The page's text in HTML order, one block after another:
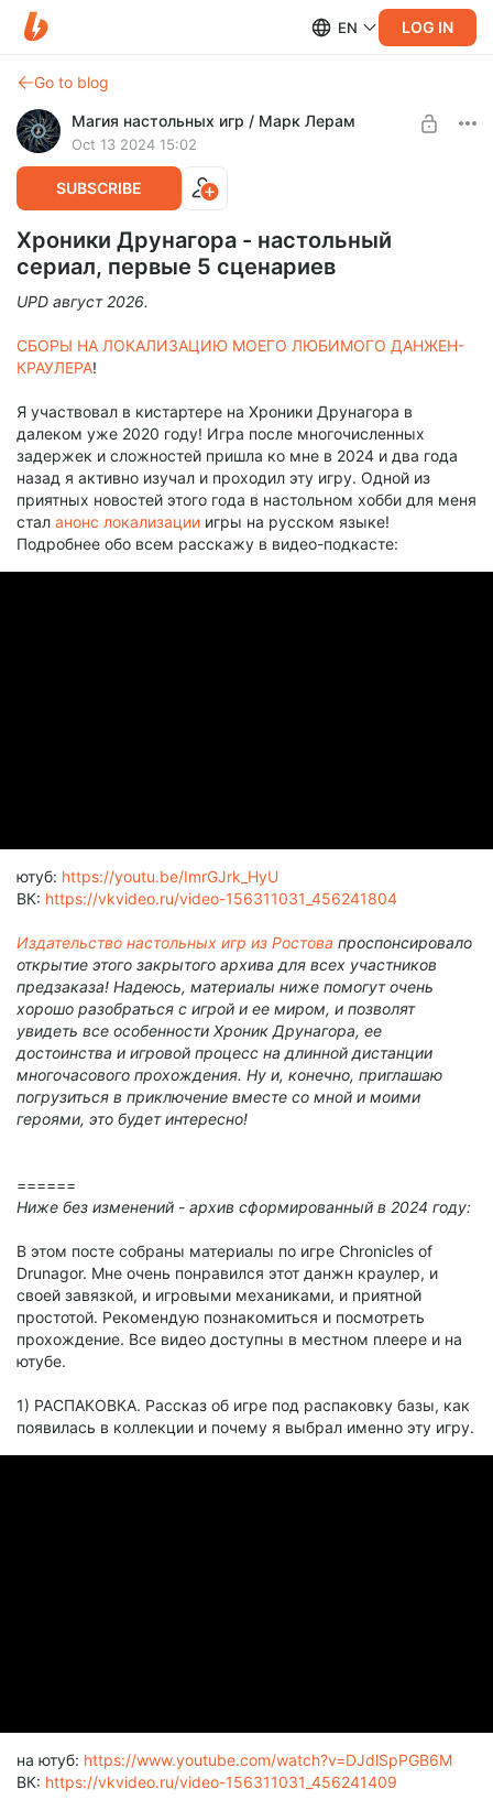
EN LOG IN
Go to blog
Магия настольных игр / Марк Лерам
Oct 13 2024 15:02
SUBSCRIBE
Хроники Друнагора - настольный
сериал, первые 5 сценариев
UPD август 2026.
СБОРЫ НА ЛОКАЛИЗАЦИЮ МОЕГО ЛЮБИМОГО ДАНЖЕН-
КРАУЛЕРА!
Я участвовал в кистартере на Хроники Друнагора в
далеком уже 2020 году! Игра после многочисленных
задержек и сложностей пришла ко мне в 2024 и два года
назад я активно изучал и проходил эту игру. Одной из
приятных новостей этого года в настольном хобби для меня
стал анонс локализации игры на русском языке!
Подробнее обо всем расскажу в видео-подкасте:
ютуб: https://youtu.be/ImrGJrk_HyU
ВК: https://vkvideo.ru/video-156311031_456241804
Издательство настольных игр из Ростова проспонсировало
открытие этого закрытого архива для всех участников
предзаказа! Надеюсь, материалы ниже помогут очень
хорошо разобраться с игрой и ее миром, и позволят
увидеть все особенности Хроник Друнагора, ее
достоинства и игровой процесс на длинной дистанции
многочасового прохождения. Ну и, конечно, приглашаю
погрузиться в приключение вместе со мной и моими
героями, это будет интересно!
======
Ниже без изменений - архив сформированный в 2024 году:
В этом посте собраны материалы по игре Chronicles of
Drunagor. Мне очень понравился этот данжн краулер, и
своей завязкой, и игровыми механиками, и приятной
простотой. Рекомендую познакомиться и посмотреть
прохождение. Все видео доступны в местном плеере и на
ютубе.
1) РАСПАКОВКА. Рассказ об игре под распаковку базы, как
появилась в коллекции и почему я выбрал именно эту игру.
на ютуб: https://www.youtube.com/watch?v=DJdlSpPGB6M
ВК: https://vkvideo.ru/video-156311031_456241409